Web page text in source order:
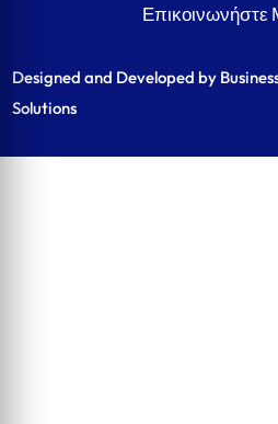
Επικοινωνήστε
Designed and Developed by
Solutions